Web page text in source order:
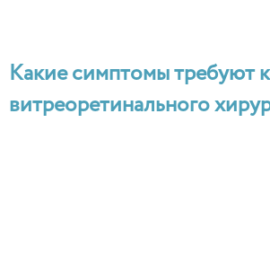
Какие симптомы требуют
витреоретинального